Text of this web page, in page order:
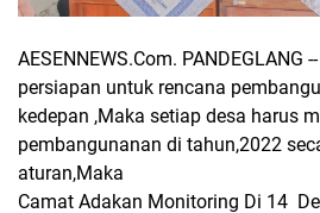
AESENNEWS.Com. PANDEGLANG
persiapan untuk rencana
kedepan ,Maka setiap desa harus
pembangunanan di tahun,2022
aturan,Maka
Camat Adakan Monitoring Di 14